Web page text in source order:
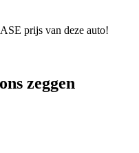
prijs van deze auto!
zeggen